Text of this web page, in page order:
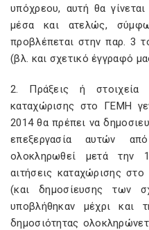
υπόχρεου, αυτή θα
μέσα και ατελώς,
προβλέπεται στην παρ. 3
(βλ. και σχετικό έγγραφό
2. Πράξεις ή
καταχώρισης στο ΓΕΜΗ
2014 θα πρέπει να
επεξεργασία αυτών
ολοκληρωθεί μετά την
αιτήσεις καταχώρισης
(και δημοσίευσης των
υποβλήθηκαν μέχρι και
δημοσιότητας